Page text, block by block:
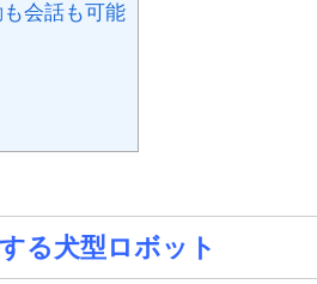
会話も可能
る犬型ロボット